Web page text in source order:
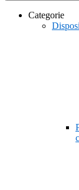
Categorie